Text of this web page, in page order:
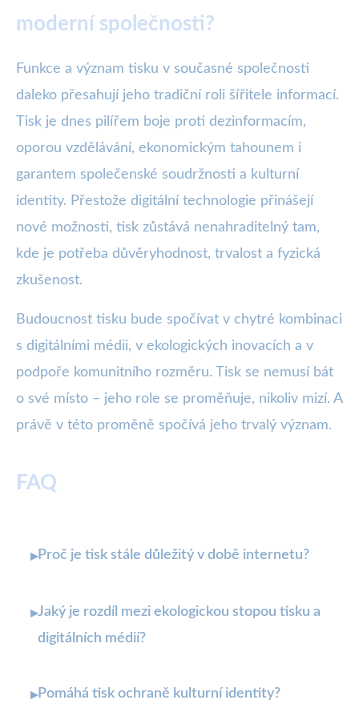
moderní společnosti?
Funkce a význam tisku v současné společnosti
daleko přesahují jeho tradiční roli šířitele informací.
Tisk je dnes pilířem boje proti dezinformacím,
oporou vzdělávání, ekonomickým tahounem i
garantem společenské soudržnosti a kulturní
identity. Přestože digitální technologie přinášejí
nové možnosti, tisk zůstává nenahraditelný tam,
kde je potřeba důvěryhodnost, trvalost a fyzická
zkušenost.
Budoucnost tisku bude spočívat v chytré kombinaci
s digitálními médii, v ekologických inovacích a v
podpoře komunitního rozměru. Tisk se nemusí bát
o své místo – jeho role se proměňuje, nikoliv mizí. A
právě v této proměně spočívá jeho trvalý význam.
FAQ
▸Proč je tisk stále důležitý v době internetu?
▸Jaký je rozdíl mezi ekologickou stopou tisku a
digitálních médií?
▸Pomáhá tisk ochraně kulturní identity?